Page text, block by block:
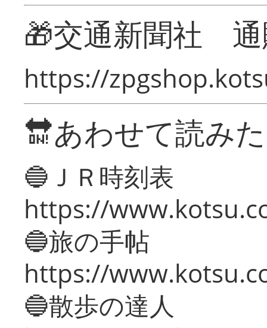
🎁交通新聞社
https://
🔛あわせて読み
🔵ＪＲ時刻表
https://
🔵旅の手帖
https://
🔵散歩の達人